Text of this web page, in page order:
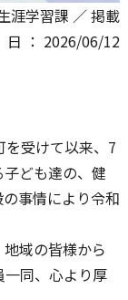
涯学習課 ／ 掲載
日 ： 2026/06/12
受けて以来、7
ども達の、健
事情により令和
域の皆様から
同、心より厚